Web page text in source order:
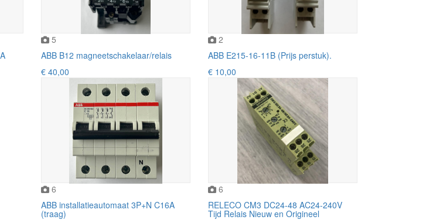
5
ABB B12 magneetschakelaar/relais
€ 40,00
2
ABB E215-16-11B (Prijs perstuk).
€ 10,00
6
ABB installatieautomaat 3P+N C16A
(traag)
6
RELECO CM3 DC24-48 AC24-240V
Tijd Relais Nieuw en Origineel